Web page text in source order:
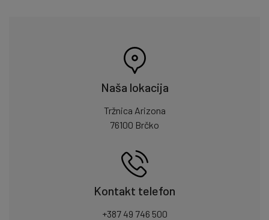
Naša lokacija
Tržnica Arizona
76100 Brčko
Kontakt telefon
+387 49 746 500